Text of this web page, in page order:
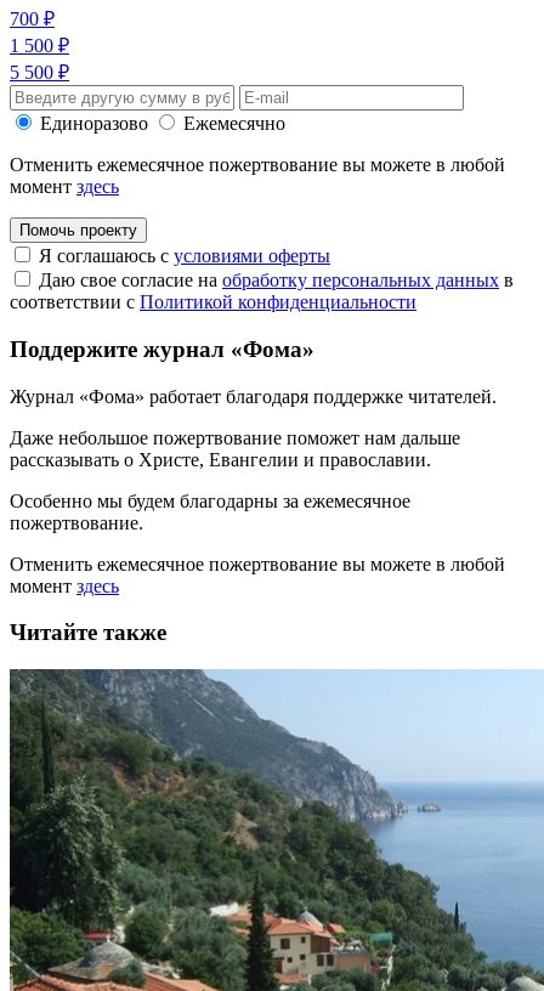
700 ₽
1 500 ₽
5 500 ₽
Единоразово
Ежемесячно
Отменить ежемесячное пожертвование вы можете в любой
момент здесь
Помочь проекту
Я соглашаюсь с условиями оферты
Даю свое согласие на обработку персональных данных в
соответствии с Политикой конфиденциальности
Поддержите журнал «Фома»
Журнал «Фома» работает благодаря поддержке читателей.
Даже небольшое пожертвование поможет нам дальше
рассказывать о Христе, Евангелии и православии.
Особенно мы будем благодарны за ежемесячное
пожертвование.
Отменить ежемесячное пожертвование вы можете в любой
момент здесь
Читайте также